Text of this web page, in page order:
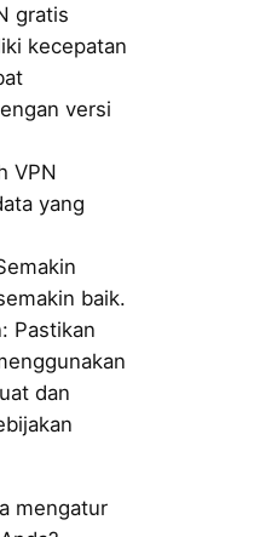
gratis
kecepatan
versi
VPN
yang
baik.
Pastikan
dan
mengatur